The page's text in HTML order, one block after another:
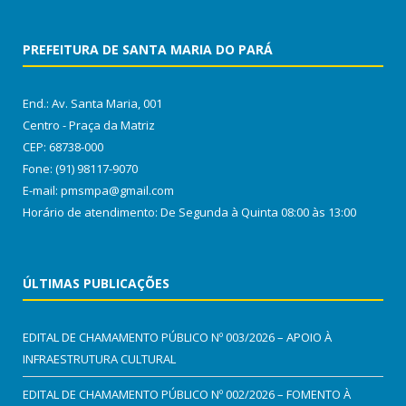
PREFEITURA DE SANTA MARIA DO PARÁ
End.: Av. Santa Maria, 001
Centro - Praça da Matriz
CEP: 68738-000
Fone: (91) 98117-9070
E-mail: pmsmpa@gmail.com
Horário de atendimento: De Segunda à Quinta 08:00 às 13:00
ÚLTIMAS PUBLICAÇÕES
EDITAL DE CHAMAMENTO PÚBLICO Nº 003/2026 – APOIO À
INFRAESTRUTURA CULTURAL
EDITAL DE CHAMAMENTO PÚBLICO Nº 002/2026 – FOMENTO À